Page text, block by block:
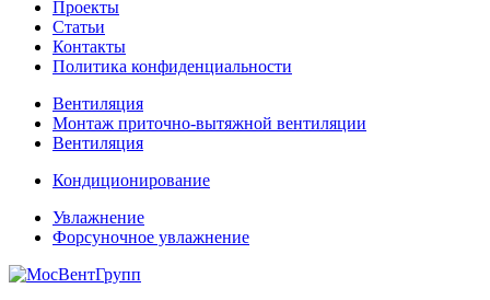
Проекты
Статьи
Контакты
Политика конфиденциальности
Вентиляция
Монтаж приточно-вытяжной вентиляции
Вентиляция
Кондиционирование
Увлажнение
Форсуночное увлажнение